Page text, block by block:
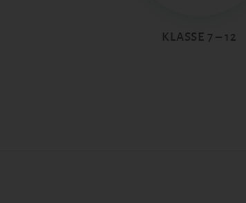
KLASSE 7 – 12